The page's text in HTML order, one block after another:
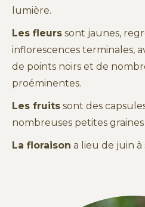
lumière.
Les fleurs sont jaunes,
inflorescences terminales,
de points noirs et de
proéminentes.
Les fruits sont des
nombreuses petites
La floraison a lieu de juin